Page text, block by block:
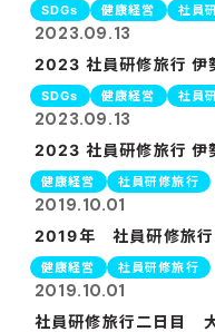
2023.09.13
SDGs 健康経営 社員
2023 社員研修旅行 伊
2023.09.13
SDGs 健康経営 社員
2023 社員研修旅行 伊
2019.10.01
健康経営 社員研修旅行
2019年 社員研修旅行
2019.10.01
健康経営 社員研修旅行
社員研修旅行二日目 大